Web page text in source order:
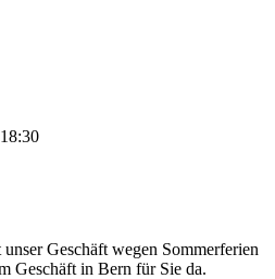
Geschäft wegen Sommerferien
Geschäft in Bern für Sie da.